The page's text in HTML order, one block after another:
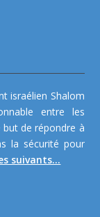
israélien Shalom
entre les
but de répondre à
la sécurité pour
suivants...